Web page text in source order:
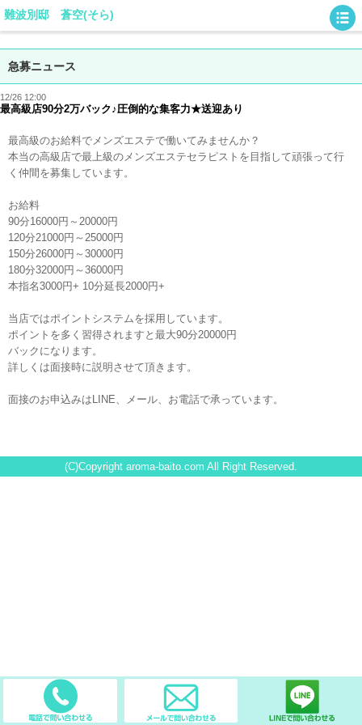
難波別邸 蒼空(そら)
急募ニュース
12/26 12:00
最高級店90分2万バック♪圧倒的な集客力★送迎あり
最高級のお給料でメンズエステで働いてみませんか？
本当の高級店で最上級のメンズエステセラピストを目指して頑張って行
く仲間を募集しています。
お給料
90分16000円～20000円
120分21000円～25000円
150分26000円～30000円
180分32000円～36000円
本指名3000円+ 10分延長2000円+
当店ではポイントシステムを採用しています。
ポイントを多く習得されますと最大90分20000円
バックになります。
詳しくは面接時に説明させて頂きます。
面接のお申込みはLINE、メール、お電話で承っています。
(C)Copyright aroma-baito.com All Right Reserved.